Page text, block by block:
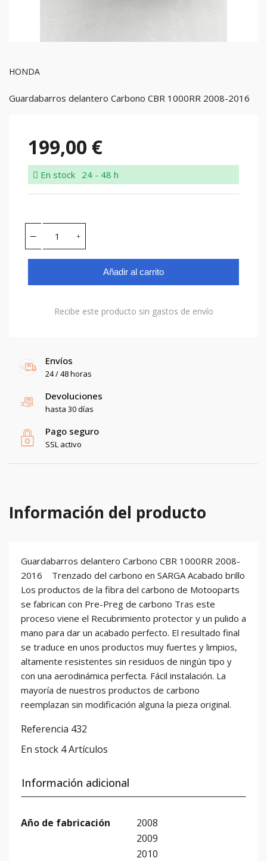
HONDA
Guardabarros delantero Carbono CBR 1000RR 2008-2016
199,00 €
En stock 24 - 48 h
Añadir al carrito
Recibe este producto sin gastos de envío
Envíos
24 / 48 horas
Devoluciones
hasta 30 días
Pago seguro
SSL activo
Información del producto
Guardabarros delantero Carbono CBR 1000RR 2008-
2016 Trenzado del carbono en SARGA Acabado brillo
Los productos de la fibra del carbono de Motooparts
se fabrican con Pre-Preg de carbono Tras este
proceso viene el Recubrimiento protector y un pulido a
mano para dar un acabado perfecto. El resultado final
se traduce en unos productos muy fuertes y limpios,
altamente resistentes sin residuos de ningún tipo y
con una aerodinámica perfecta. Fácil instalación. La
mayoría de nuestros productos de carbono
reemplazan sin modificación alguna la pieza original.
Referencia 432
En stock 4 Artículos
Información adicional
Año de fabricación
2008
2009
2010